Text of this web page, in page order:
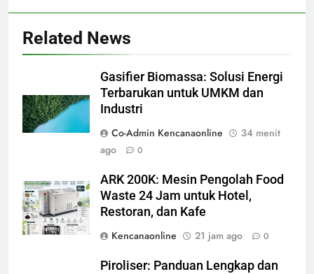
Related News
Gasifier Biomassa: Solusi Energi
Terbarukan untuk UMKM dan
Industri
Co-Admin Kencanaonline
34 menit
ago
0
ARK 200K: Mesin Pengolah Food
Waste 24 Jam untuk Hotel,
Restoran, dan Kafe
Kencanaonline
21 jam ago 0
Piroliser: Panduan Lengkap dan